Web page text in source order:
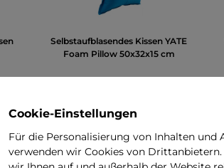
Selbstaufblasendes Kissen YATE
Foam Pillow 50x32x15 cm
10,90 €
Die Produktinformation
Cookie-Einstellungen
Für die Personalisierung von Inhalten und
verwenden wir Cookies von